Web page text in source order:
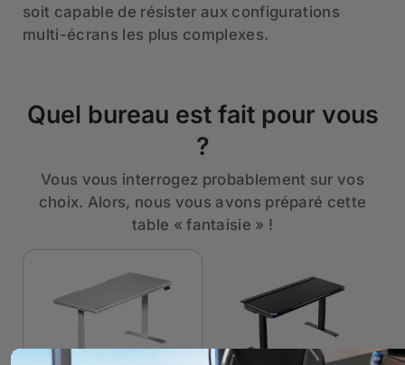
soit capable de résister aux configurations
multi-écrans les plus complexes.
Quel bureau est fait pour vous
?
Vous vous interrogez probablement sur vos
choix. Alors, nous vous avons préparé cette
table « fantaisie » !